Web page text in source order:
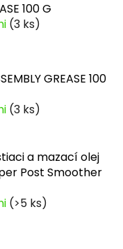
100 G
(3 ks)
GREASE 100
(3 ks)
a mazací olej
Post Smoother
(>5 ks)